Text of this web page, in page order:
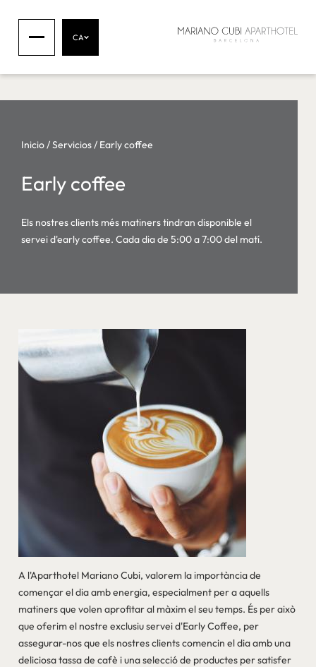
CA
Inicio/Servicios/ Early coffee
Early coffee
Els nostres clients més matiners tindran disponible el
servei d'early coffee. Cada dia de 5:00 a 7:00 del matí.
A l'Aparthotel Mariano Cubi, valorem la importància de
començar el dia amb energia, especialment per a aquells
matiners que volen aprofitar al màxim el seu temps. És per això
que oferim el nostre exclusiu servei d'Early Coffee, per
assegurar-nos que els nostres clients comencin el dia amb una
deliciosa tassa de cafè i una selecció de productes per satisfer